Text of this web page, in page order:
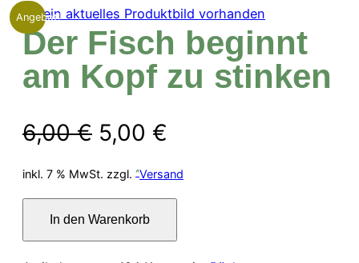
Angebot!
Der Fisch beginnt
am Kopf zu stinken
6,00€ Ursprünglicher
Preis
war:
6,00 €
5,00 €
Preis
ist:
5,00 €.
inkl. 7 % MwSt. zzgl. Versand
Fisch
beginnt
In den Warenkorb